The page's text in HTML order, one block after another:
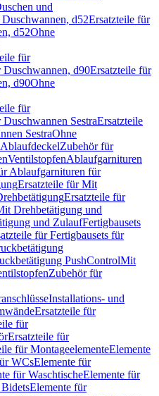
und
d52Ersatzteile für
d52Ohne
für
d90Ersatzteile für
d90Ohne
für
SestraErsatzteile
SestraOhne
Zubehör für
VentilstopfenAblaufgarnituren
Ablaufgarnituren für
Ersatzteile für Mit
Ersatzteile für
Drehbetätigung und
und ZulaufFertigbausets
für Fertigbausets für
PushControlMit
Zubehör für
Installations- und
Ersatzteile für
für
Ersatzteile für
für MontageelementeElemente
WCsElemente für
für WaschtischeElemente für
Elemente für